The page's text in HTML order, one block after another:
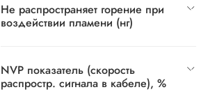
Не распространяет горение при
воздействии пламени (нг)
NVP показатель (cкорость
распростр. сигнала в кабеле), %